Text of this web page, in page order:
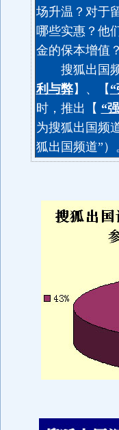
场升温？对于
哪些实惠？他
金的保本增值
搜狐出国频
利与弊】、【
时，推出【 “
为搜狐出国频
狐出国频道” ）